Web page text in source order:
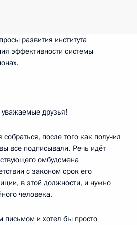
развития института
эффективности системы
друзья!
после того как получил
все подписывали. Речь идёт
омбудсмена
с законом срок его
в этой должности, и нужно
человека.
и хотел бы просто